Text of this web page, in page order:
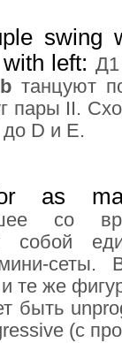
swing
left:
bтанцуют
пары ІІ.
D и E.
as
со
собой
сеты.
те же
быть
(с